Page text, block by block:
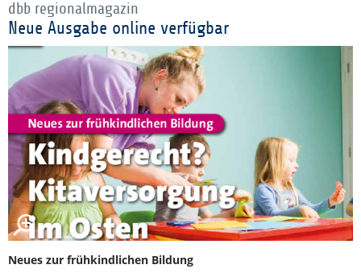
dbb regionalmagazin
Neue Ausgabe online verfügbar
Neues zur frühkindlichen Bildung